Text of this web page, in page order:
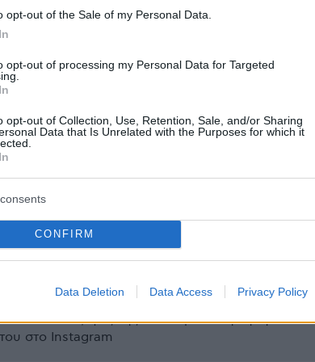
opt-out of the Sale of my Personal Data.
opt-out of processing my Personal Data for Targeted
opt-out of Collection, Use, Retention, Sale, and/or Sharing
Data that Is Unrelated with the Purposes for which it
CONFIRM
Data Deletion Data Access Privacy Policy
το πιο ρομαντικό πρωινό στο
9 διαφορετικές προτάσεις για όλα τα
και γλυκές επιλογές, ώστε να φτιάξετε το
για την επόμενη μέρα από του Αγίου Βαλεντίνου.
βίντεο της Κάθριν Ζέτα
με τον Μάικλ Ντάγκλας για
του Αγίου Βαλεντίνου
και ο σύζυγός της έκανε μια ανάρτηση στον
στο Instagram